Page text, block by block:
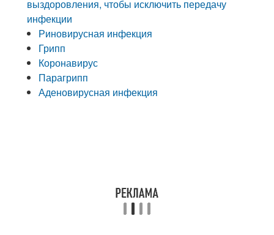
выздоровления, чтобы исключить передачу
инфекции
Риновирусная инфекция
Грипп
Коронавирус
Парагрипп
Аденовирусная инфекция